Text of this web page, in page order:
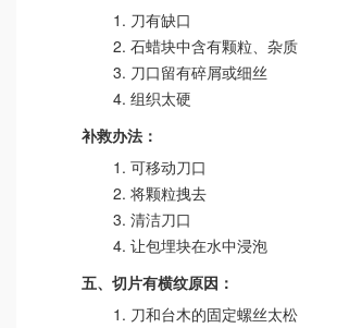
刀有缺口
石蜡块中含有颗粒、杂质
刀口留有碎屑或细丝
组织太硬
补救办法：
可移动刀口
将颗粒拽去
清洁刀口
让包埋块在水中浸泡
五、切片有横纹原因：
刀和台木的固定螺丝太松